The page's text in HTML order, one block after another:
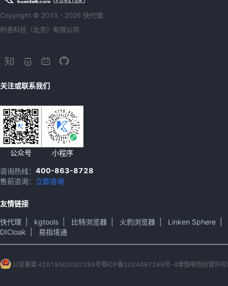
Copyright © 2013 - 2026 快代理
积善科技（北京）有限公司
关注或联系我们
公众号 小程序
咨询热线： 400-863-8728
售前咨询： 立即咨询
友情链接
快代理 kgtools 比特浏览器 火豹浏览器 Linken Sphere
DICloak
易指境通
公安备案 42018502007283号鄂ICP备2024067249号-4增值电信经营许